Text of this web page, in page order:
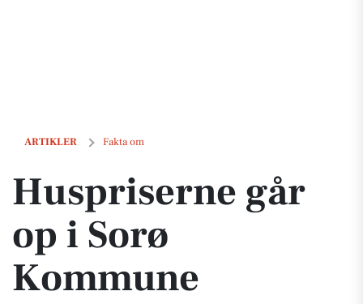
ARTIKLER Fakta om
Huspriserne går op i Sorø Kommune
Huspriserne går
op i Sorø
Kommune